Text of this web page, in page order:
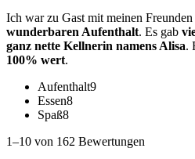
Ich war zu Gast mit meinen Freunden
wunderbaren Aufenthalt. Es gab
ganz nette Kellnerin namens Alisa.
100% wert.
Aufenthalt9
Essen8
Spaß8
1–10 von 162 Bewertungen